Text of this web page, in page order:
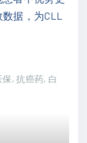
据，为CLL
保 抗癌药 白